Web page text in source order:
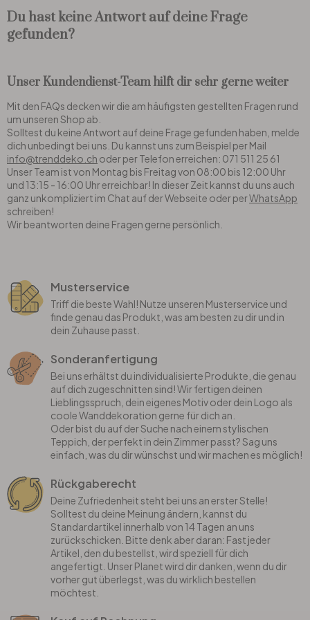
Wandtattoo & Haken
Wandtattoo & 3D Schmetterlinge
Liebe
Familie
Rund
Wohnzimmer
Schlafzimmer
Kinderzimmer
Jugendzimmer
Hexagon Bilder
Rund Bilder
Panorama Bilder
Quadratische Bilder
5-teilig
Wohnzimmer
Schlafzimmer
Kinderzimmer
Küche
Tapeten Weiss
Tapeten Gold
Tapeten Schwarz
Tapeten Grau
Tapeten Blau
Tapeten Grün
Tapeten Pink & Rosa
Tapeten Türkis
Tapeten Lila & Violett
Wohnzimmer
Schlafzimmer
Kinderzimmer
Tischplatten
Künstlerbedarf
Du hast keine Antwort auf deine Frage
gefunden?
Unser Kundendienst-Team hilft dir sehr gerne weiter
Mit den FAQs decken wir die am häufigsten gestellten Fragen rund
um unseren Shop ab.
Solltest du keine Antwort auf deine Frage gefunden haben, melde
dich unbedingt bei uns. Du kannst uns zum Beispiel per Mail
info@trenddeko.ch oder per Telefon erreichen: 071 511 25 61
Unser Team ist von Montag bis Freitag von 08:00 bis 12:00 Uhr
und 13:15 - 16:00 Uhr erreichbar! In dieser Zeit kannst du uns auch
ganz unkompliziert im Chat auf der Webseite oder perWhatsApp
schreiben!
Wir beantworten deine Fragen gerne persönlich.
Musterservice
Triff die beste Wahl! Nutze unseren Musterservice und
finde genau das Produkt, was am besten zu dir und in
dein Zuhause passt.
Sonderanfertigung
Bei uns erhältst du individualisierte Produkte, die genau
auf dich zugeschnitten sind! Wir fertigen deinen
Lieblingsspruch, dein eigenes Motiv oder dein Logo als
coole Wanddekoration gerne für dich an.
Oder bist du auf der Suche nach einem stylischen
Teppich, der perfekt in dein Zimmer passt? Sag uns
einfach, was du dir wünschst und wir machen es möglich!
Rückgaberecht
Deine Zufriedenheit steht bei uns an erster Stelle!
Solltest du deine Meinung ändern, kannst du
Standardartikel innerhalb von 14 Tagen an uns
zurückschicken. Bitte denk aber daran: Fast jeder
Artikel, den du bestellst, wird speziell für dich
angefertigt. Unser Planet wird dir danken, wenn du dir
vorher gut überlegst, was du wirklich bestellen
möchtest.